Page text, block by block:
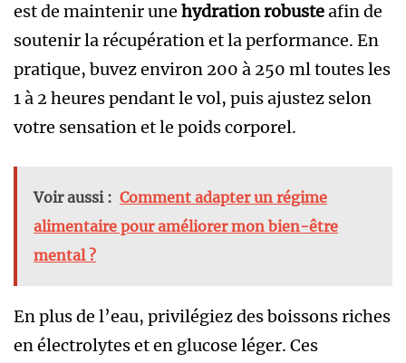
est de maintenir une hydration robusteafin de
soutenir la récupération et la performance. En
pratique, buvez environ 200 à 250 ml toutes les
1 à 2 heures pendant le vol, puis ajustez selon
votre sensation et le poids corporel.
Voir aussi : Comment adapter un régime
alimentaire pour améliorer mon bien-être
mental ?
En plus de l’eau, privilégiez des boissons riches
en électrolytes et en glucose léger. Ces